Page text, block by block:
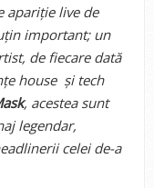
apariție live de
important; un
de fiecare dată
house și tech
, acestea sunt
legendar,
celei de-a